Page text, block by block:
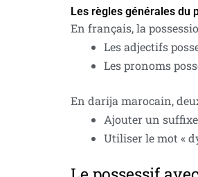
Les règles générales du
En français, la
Les adjectifs
Les pronoms
En darija marocain,
Ajouter un
Utiliser le mot «